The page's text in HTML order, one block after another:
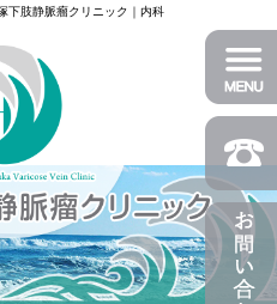
下肢静脈瘤クリニック｜内科